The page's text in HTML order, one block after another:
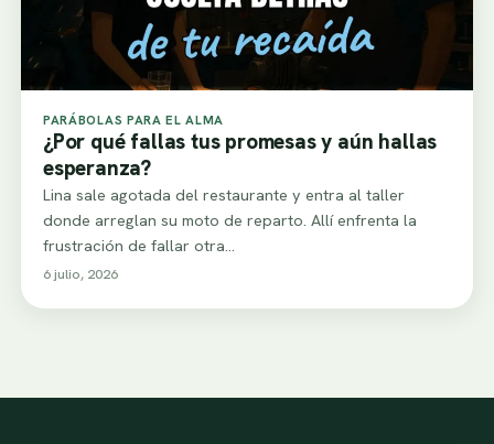
PARÁBOLAS PARA EL ALMA
¿Por qué fallas tus promesas y aún hallas
esperanza?
Lina sale agotada del restaurante y entra al taller
donde arreglan su moto de reparto. Allí enfrenta la
frustración de fallar otra…
6 julio, 2026